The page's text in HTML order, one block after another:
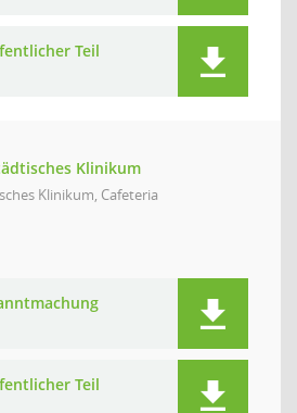
Teil
Klinikum
Klinikum, Cafeteria
Teil